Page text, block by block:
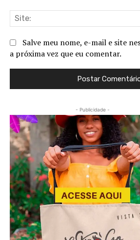
Salve meu nome, e-mail e site
a próxima vez que eu comentar.
- Publicidade -